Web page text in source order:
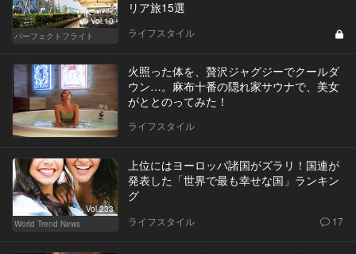
Vol.10
パーフェクトフライト
リア旅15選
ライフスタイル
火照った体を、贅沢ジャグジーでクールダ
ウン…。麻布十番の隠れ家サウナで、美女
がととのってみた！
ライフスタイル
Vol.233
World Trend News
上位にはヨーロッパ諸国がズラリ！国連が
発表した「世界で最も幸せな国」ランキン
グ
ライフスタイル 17